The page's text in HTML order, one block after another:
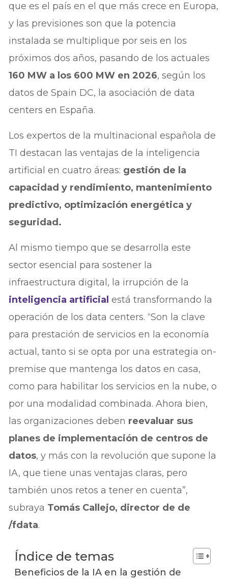
que es el país en el que más crece en Europa,
y las previsiones son que la potencia
instalada se multiplique por seis en los
próximos dos años, pasando de los actuales
160 MW a los 600 MW en 2026, según los
datos de Spain DC, la asociación de data
centers en España.
Los expertos de la multinacional española de
TI destacan las ventajas de la inteligencia
artificial en cuatro áreas: gestión de la
capacidad y rendimiento, mantenimiento
predictivo, optimización energética y
seguridad.
Al mismo tiempo que se desarrolla este
sector esencial para sostener la
infraestructura digital, la irrupción de la
inteligencia artificial está transformando la
operación de los data centers. “Son la clave
para prestación de servicios en la economía
actual, tanto si se opta por una estrategia on-
premise que mantenga los datos en casa,
como para habilitar los servicios en la nube, o
por una modalidad combinada. Ahora bien,
las organizaciones deben reevaluar sus
planes de implementación de centros de
datos, y más con la revolución que supone la
IA, que tiene unas ventajas claras, pero
también unos retos a tener en cuenta”,
subraya Tomás Callejo, director de de
/fdata.
Índice de temas
Beneficios de la IA en la gestión de